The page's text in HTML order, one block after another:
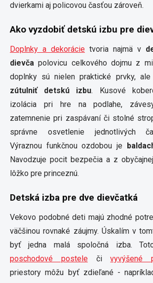
dvierkami aj policovou časťou zároveň.
Ako vyzdobiť detskú izbu pre
Doplnky a dekorácie tvoria najmä v
dievča polovicu celkového dojmu z
doplnky sú nielen praktické prvky,
zútulniť detskú izbu. Kusové
izolácia pri hre na podlahe,
zatemnenie pri zaspávaní či stolné
správne osvetlenie jednotlivých
Výraznou funkčnou ozdobou je
Navodzuje pocit bezpečia a z
lôžko pre princeznú.
Detská izba pre dve dievčatká
Vekovo podobné deti majú zhodné
väčšinou rovnaké záujmy. Úskalím v
byť jedna malá spoločná izba.
poschodové postelečivyvýšené
priestory môžu byť zdieľané -